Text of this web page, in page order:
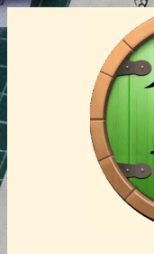
al
contenuto